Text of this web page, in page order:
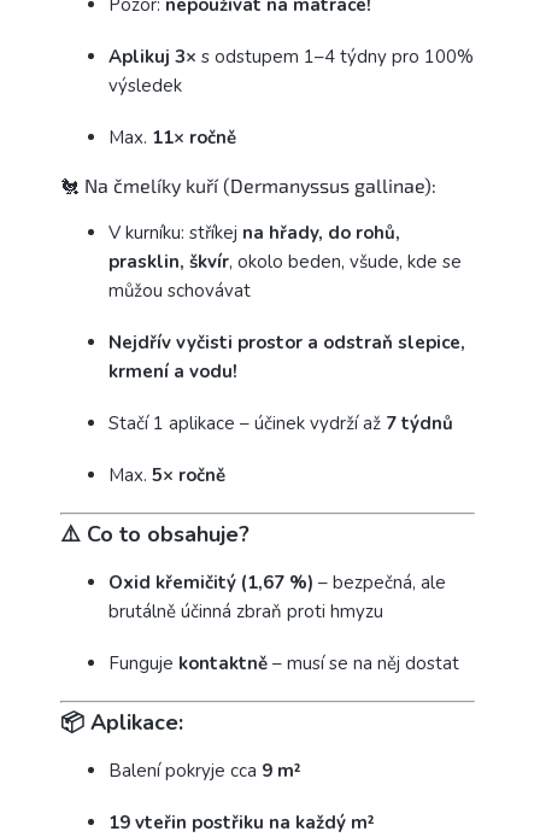
Pozor: nepoužívat na matrace!
Aplikuj 3× s odstupem 1–4 týdny pro 100%
výsledek
Max. 11× ročně
🐔 Na čmelíky kuří (Dermanyssus gallinae):
V kurníku: stříkej na hřady, do rohů,
prasklin, škvír, okolo beden, všude, kde se
můžou schovávat
Nejdřív vyčisti prostor a odstraň slepice,
krmení a vodu!
Stačí 1 aplikace – účinek vydrží až 7 týdnů
Max. 5× ročně
⚠️ Co to obsahuje?
Oxid křemičitý (1,67 %) – bezpečná, ale
brutálně účinná zbraň proti hmyzu
Funguje kontaktně – musí se na něj dostat
📦 Aplikace:
Balení pokryje cca 9 m²
19 vteřin postřiku na každý m²